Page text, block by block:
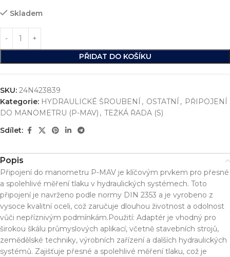
Skladem
PŘIDAT DO KOŠÍKU
SKU: 24N423839
Kategorie: HYDRAULICKÉ ŠROUBENÍ , OSTATNÍ , PŘIPOJENÍ
DO MANOMETRU (P-MAV) , TEŽKÁ ŘADA (S)
Sdílet:
Popis
Připojení do manometru P-MAV je klíčovým prvkem pro přesné
a spolehlivé měření tlaku v hydraulických systémech. Toto
připojení je navrženo podle normy DIN 2353 a je vyrobeno z
vysoce kvalitní oceli, což zaručuje dlouhou životnost a odolnost
vůči nepříznivým podmínkám.Použití: Adaptér je vhodný pro
širokou škálu průmyslových aplikací, včetně stavebních strojů,
zemědělské techniky, výrobních zařízení a dalších hydraulických
systémů. Zajišťuje přesné a spolehlivé měření tlaku, což je